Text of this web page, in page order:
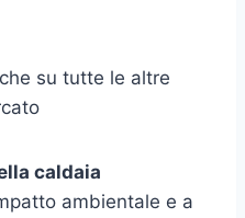
su tutte le altre
caldaia
ambientale e a